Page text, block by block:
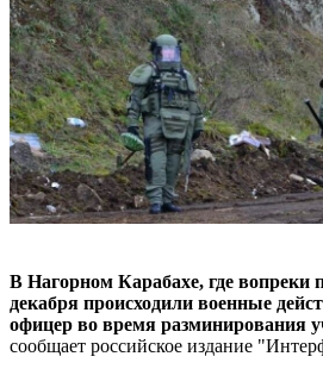
В Нагорном Карабахе, где вопреки
декабря происходили военные
офицер во время разминирования
сообщает российское издание